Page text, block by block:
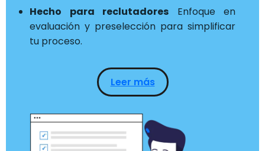
Hecho para reclutadores Enfoque en
evaluación y preselección para simplificar
tu proceso.
Leer más